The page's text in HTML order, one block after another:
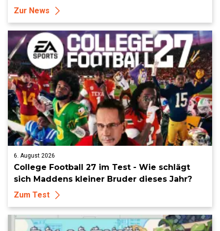
Zur News
6. August 2026
College Football 27 im Test - Wie schlägt
sich Maddens kleiner Bruder dieses Jahr?
Zum Test